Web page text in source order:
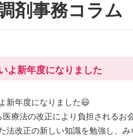
剤事務コラム
よ新年度になりました
新年度になりました😃
医療法の改正により負担されるお
法改正の新しい知識を勉強し、